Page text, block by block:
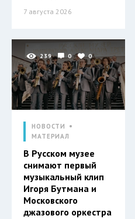
7 августа 2026
239 0 0
НОВОСТИ
МАТЕРИАЛ
В Русском музее
снимают первый
музыкальный клип
Игоря Бутмана и
Московского
джазового оркестра